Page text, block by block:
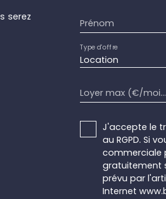
serez
Prénom
Location
Type d'offre
Loyer max (€/mois)
J'accepte le
au RGPD. Si
commerciale
gratuitement
prévu par
Internet